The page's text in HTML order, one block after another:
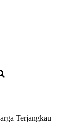
Terjangkau